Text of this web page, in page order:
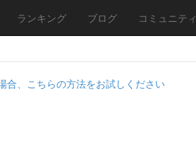
ランキング ブログ コミュニティ
合、こちらの方法をお試しください